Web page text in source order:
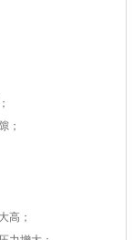
；
高；